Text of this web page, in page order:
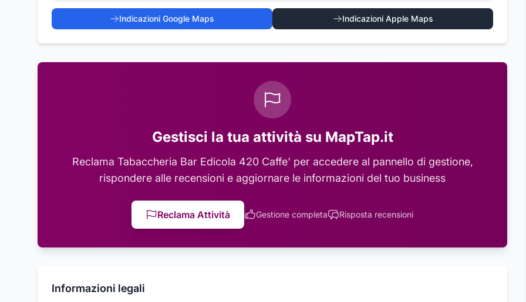
Indicazioni Google Maps Indicazioni Apple Maps
Gestisci la tua attività su MapTap.it
Reclama Tabaccheria Bar Edicola 420 Caffe' per accedere al pannello di gestione,
rispondere alle recensioni e aggiornare le informazioni del tuo business
Reclama Attività Gestione completa Risposta recensioni
Informazioni legali